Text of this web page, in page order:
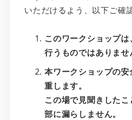
いただけるよう、以下ご確
このワークショップ
行うものではありませ
本ワークショップの
重します。
この場で見聞きした
部に漏らしません。